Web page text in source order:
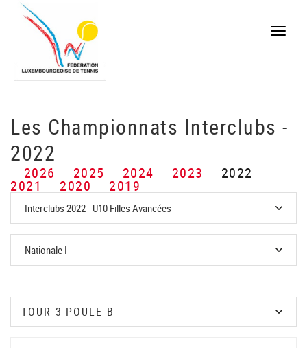
Toggle
Les Championnats Interclubs -
2022
2026 2025 2024 2023 2022
2021 2020 2019